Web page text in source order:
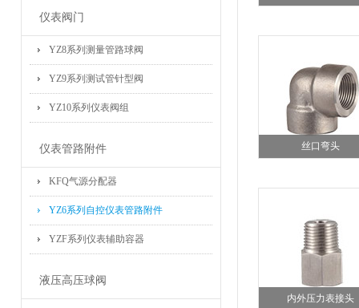
仪表阀门
YZ8系列测量管路球阀
YZ9系列测试管针型阀
YZ10系列仪表阀组
仪表管路附件
KFQ气源分配器
YZ6系列自控仪表管路附件
YZF系列仪表辅助容器
液压高压球阀
丝口弯头
内外压力表接头